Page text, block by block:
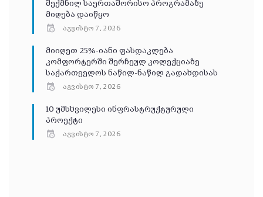
შექმნილ საერთაშორისო პროგრამაზე
მიღება დაიწყო
აგვისტო 7, 2026
მიიღეთ 25%-იანი ფასდაკლება
კომფორტერში შერჩეულ კოლექციაზე
საქართველოს ნაწილ-ნაწილ გადახდისას
აგვისტო 7, 2026
10 უმსხვილესი ინფრასტრუქტურული
პროექტი
აგვისტო 7, 2026